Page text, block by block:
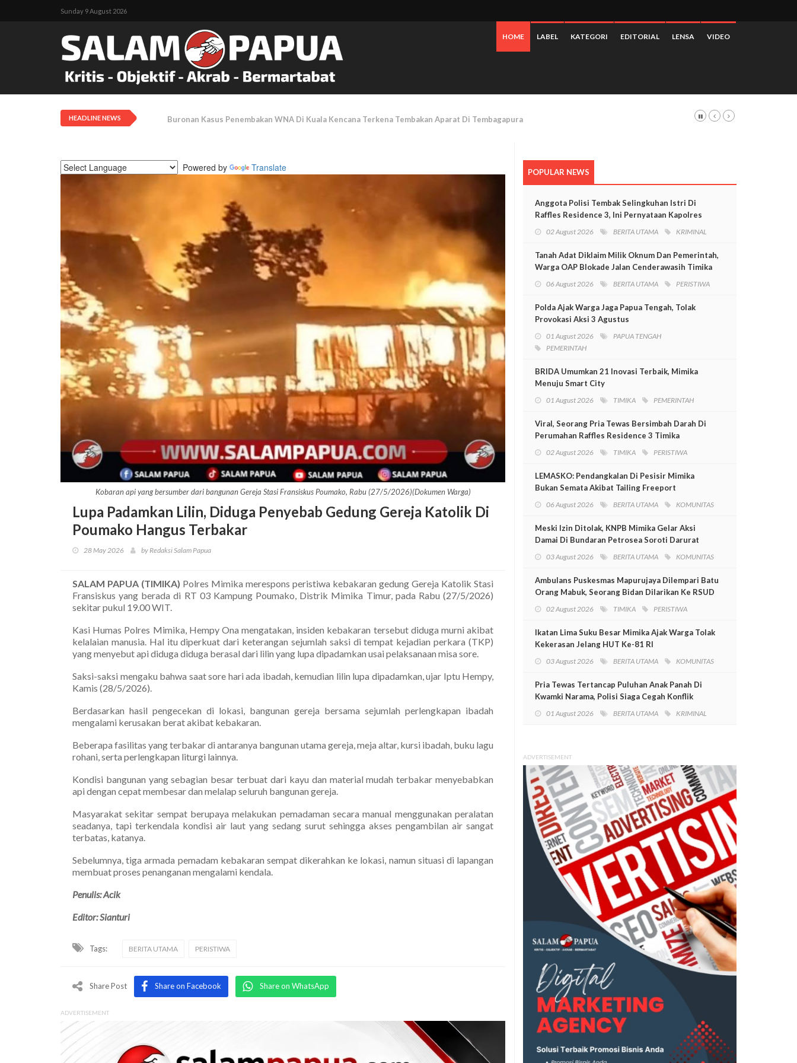
Sunday 9 August 2026
HOME LABEL KATEGORI EDITORIAL LENSA VIDEO
HEADLINE NEWS Sering Jual Narkoba Di Area Dulang, Seorang Pendulang Emas Dibekuk Polisi Di Leo Mamiri Mimika
Powered by Translate
Kobaran api yang bersumber dari bangunan Gereja Stasi Fransiskus Poumako, Rabu (27/5/2026)(Dokumen Warga)
Lupa Padamkan Lilin, Diduga Penyebab Gedung Gereja Katolik Di
Poumako Hangus Terbakar
28 May 2026 by Redaksi Salam Papua
SALAM PAPUA (TIMIKA) Polres Mimika merespons peristiwa kebakaran gedung Gereja Katolik Stasi
Fransiskus yang berada di RT 03 Kampung Poumako, Distrik Mimika Timur, pada Rabu (27/5/2026)
sekitar pukul 19.00 WIT.
Kasi Humas Polres Mimika, Hempy Ona mengatakan, insiden kebakaran tersebut diduga murni akibat
kelalaian manusia. Hal itu diperkuat dari keterangan sejumlah saksi di tempat kejadian perkara (TKP)
yang menyebut api diduga diduga berasal dari lilin yang lupa dipadamkan usai pelaksanaan misa sore.
Saksi-saksi mengaku bahwa saat sore hari ada ibadah, kemudian lilin lupa dipadamkan, ujar Iptu Hempy,
Kamis (28/5/2026).
Berdasarkan hasil pengecekan di lokasi, bangunan gereja bersama sejumlah perlengkapan ibadah
mengalami kerusakan berat akibat kebakaran.
Beberapa fasilitas yang terbakar di antaranya bangunan utama gereja, meja altar, kursi ibadah, buku lagu
rohani, serta perlengkapan liturgi lainnya.
Kondisi bangunan yang sebagian besar terbuat dari kayu dan material mudah terbakar menyebabkan
api dengan cepat membesar dan melalap seluruh bangunan gereja.
Masyarakat sekitar sempat berupaya melakukan pemadaman secara manual menggunakan peralatan
seadanya, tapi terkendala kondisi air laut yang sedang surut sehingga akses pengambilan air sangat
terbatas, katanya.
Sebelumnya, tiga armada pemadam kebakaran sempat dikerahkan ke lokasi, namun situasi di lapangan
membuat proses penanganan mengalami kendala.
Penulis: Acik
Editor: Sianturi
Tags: BERITA UTAMA PERISTIWA
Share Post Share on Facebook Share on WhatsApp
ADVERTISEMENT
POPULAR NEWS
Anggota Polisi Tembak Selingkuhan Istri Di
Raffles Residence 3, Ini Pernyataan Kapolres
02 August 2026 BERITA UTAMA KRIMINAL
Tanah Adat Diklaim Milik Oknum Dan Pemerintah,
Warga OAP Blokade Jalan Cenderawasih Timika
06 August 2026 BERITA UTAMA PERISTIWA
Polda Ajak Warga Jaga Papua Tengah, Tolak
Provokasi Aksi 3 Agustus
01 August 2026
PAPUA TENGAH
PEMERINTAH
BRIDA Umumkan 21 Inovasi Terbaik, Mimika
Menuju Smart City
01 August 2026 TIMIKA PEMERINTAH
Viral, Seorang Pria Tewas Bersimbah Darah Di
Perumahan Raffles Residence 3 Timika
02 August 2026 TIMIKA PERISTIWA
LEMASKO: Pendangkalan Di Pesisir Mimika
Bukan Semata Akibat Tailing Freeport
06 August 2026 BERITA UTAMA KOMUNITAS
Meski Izin Ditolak, KNPB Mimika Gelar Aksi
Damai Di Bundaran Petrosea Soroti Darurat
03 August 2026 BERITA UTAMA KOMUNITAS
Ambulans Puskesmas Mapurujaya Dilempari Batu
Orang Mabuk, Seorang Bidan Dilarikan Ke RSUD
02 August 2026 TIMIKA PERISTIWA
Ikatan Lima Suku Besar Mimika Ajak Warga Tolak
Kekerasan Jelang HUT Ke-81 RI
03 August 2026 BERITA UTAMA KOMUNITAS
Pria Tewas Tertancap Puluhan Anak Panah Di
Kwamki Narama, Polisi Siaga Cegah Konflik
01 August 2026 BERITA UTAMA KRIMINAL
ADVERTISEMENT